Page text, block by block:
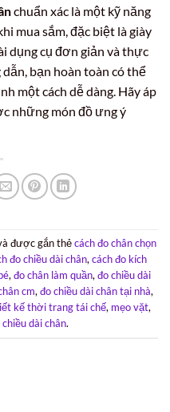
chuẩn xác là một kỹ năng
mua sắm, đặc biệt là giày
dụng cụ đơn giản và thực
bạn hoàn toàn có thể
một cách dễ dàng. Hãy áp
những món đồ ưng ý
được gắn thẻcách đo chân chọn
đo chiều dài chân, cách đo kích
, đo chân làm quần, đo chiều dài
cm, đo chiều dài chân tại nhà,
kế thời trang tái chế, mẹo vặt,
dài chân.